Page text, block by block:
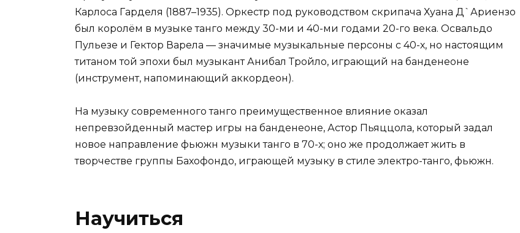
Карлоса Гарделя (1887–1935). Оркестр под руководством скрипача Хуана Д`Ариензо
был королём в музыке танго между 30-ми и 40-ми годами 20-го века. Освальдо
Пульезе и Гектор Варела — значимые музыкальные персоны с 40-х, но настоящим
титаном той эпохи был музыкант Анибал Тройло, играющий на банденеоне
(инструмент, напоминающий аккордеон).
На музыку современного танго преимущественное влияние оказал
непревзойденный мастер игры на банденеоне, Астор Пьяццола, который задал
новое направление фьюжн музыки танго в 70-х; оно же продолжает жить в
творчестве группы Бахофондо, играющей музыку в стиле электро-танго, фьюжн.
Научиться